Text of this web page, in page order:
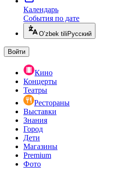
Календарь
События по дате
O’zbek tili Русский
Войти
Кино
Концерты
Театры
Рестораны
Выставки
Знания
Город
Дети
Магазины
Premium
Фото